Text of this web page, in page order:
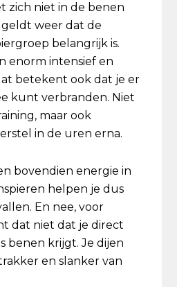
zich niet in de benen
weer dat de
belangrijk is.
enorm intensief en
betekent ook dat je er
kunt verbranden. Niet
maar ook
in de uren erna.
bovendien energie in
helpen je dus
En nee, voor
dat niet dat je direct
benen krijgt. Je dijen
en slanker van